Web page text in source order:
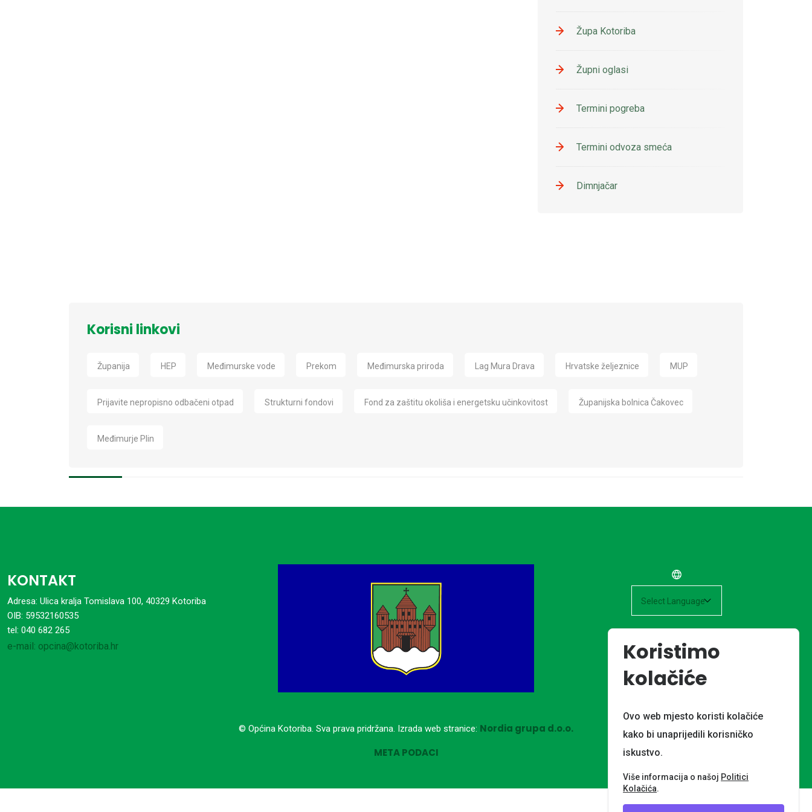
Župa Kotoriba
Župni oglasi
Termini pogreba
Termini odvoza smeća
Dimnjačar
Korisni linkovi
Županija HEP Međimurske vode Prekom Međimurska priroda Lag Mura Drava Hrvatske željeznice MUP
Prijavite nepropisno odbačeni otpad Strukturni fondovi Fond za zaštitu okoliša i energetsku učinkovitost Županijska bolnica Čakovec
Međimurje Plin
KONTAKT
Adresa: Ulica kralja Tomislava 100, 40329 Kotoriba
OIB: 59532160535
tel: 040 682 265
e-mail: opcina@kotoriba.hr
© Općina Kotoriba. Sva prava pridržana. Izrada web stranice: Nordia grupa d.o.o.
META PODACI
Koristimo
kolačiće
Ovo web mjesto koristi kolačiće
kako bi unaprijedili korisničko
iskustvo.
Više informacija o našoj Politici
Kolačića.